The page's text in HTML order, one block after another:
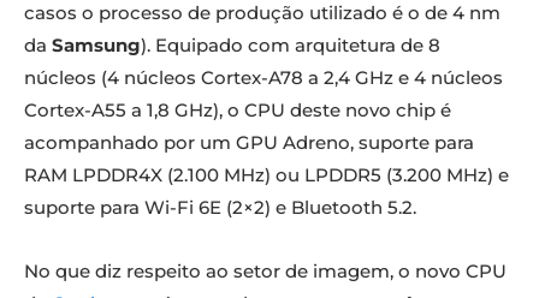
casos o processo de produção utilizado é o de 4 nm
da Samsung). Equipado com arquitetura de 8
núcleos (4 núcleos Cortex-A78 a 2,4 GHz e 4 núcleos
Cortex-A55 a 1,8 GHz), o CPU deste novo chip é
acompanhado por um GPU Adreno, suporte para
RAM LPDDR4X (2.100 MHz) ou LPDDR5 (3.200 MHz) e
suporte para Wi-Fi 6E (2×2) e Bluetooth 5.2.
No que diz respeito ao setor de imagem, o novo CPU